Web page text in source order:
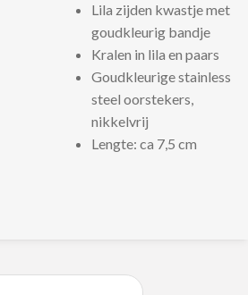
Lila zijden kwastje met
goudkleurig bandje
Kralen in lila en paars
Goudkleurige stainless
steel oorstekers,
nikkelvrij
Lengte: ca 7,5 cm